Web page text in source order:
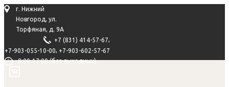
г. Нижний
Новгород, ул.
Торфяная, д. 9А
+7 (831) 414-57-67,
+7-903-055-10-00, +7-903-602-57-67
8:00-17:00 (без выходных)